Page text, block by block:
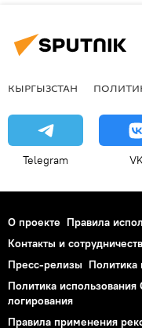
КЫРГЫЗСТАН
Telegram
О проекте Правила
Контакты и
Пресс-релизы Политика
Политика использования
логирования
Правила применения